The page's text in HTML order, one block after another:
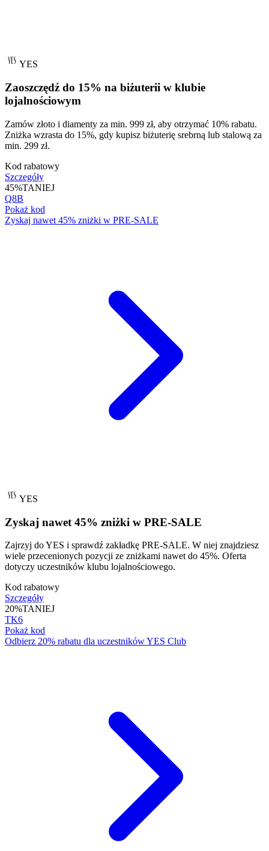
YES
Zaoszczędź do 15% na biżuterii w klubie
lojalnościowym
Zamów złoto i diamenty za min. 999 zł, aby otrzymać 10% rabatu.
Zniżka wzrasta do 15%, gdy kupisz biżuterię srebrną lub stalową za
min. 299 zł.
Kod rabatowy
Szczegóły
45%TANIEJ
Q8B
Pokaż kod
Zyskaj nawet 45% zniżki w PRE-SALE
YES
Zyskaj nawet 45% zniżki w PRE-SALE
Zajrzyj do YES i sprawdź zakładkę PRE-SALE. W niej znajdziesz
wiele przecenionych pozycji ze zniżkami nawet do 45%. Oferta
dotyczy uczestników klubu lojalnościowego.
Kod rabatowy
Szczegóły
20%TANIEJ
TK6
Pokaż kod
Odbierz 20% rabatu dla uczestników YES Club